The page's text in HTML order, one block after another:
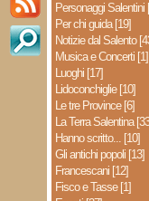
Personaggi Salentini
Per chi guida [19]
Notizie dal Salento
Musica e Concerti [1]
Luoghi [17]
Lidoconchiglie [10]
Le tre Province [6]
La Terra Salentina
Hanno scritto... [10]
Gli antichi popoli [13]
Francescani [12]
Fisco e Tasse [1]